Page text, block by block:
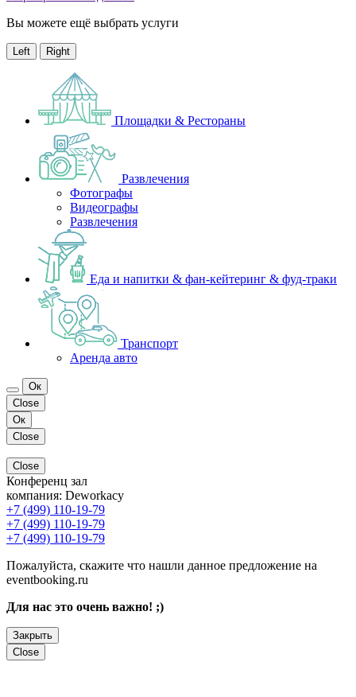
Вы можете ещё выбрать услуги
Left Right
Площадки & Рестораны
Развлечения
Фотографы
Видеографы
Развлечения
Еда и напитки & фан-кейтеринг & фуд-траки
Транспорт
Аренда авто
Ок
Close
Ок
Close
Close
Конференц зал
компания: Deworkacy
+7 (499) 110-19-79
+7 (499) 110-19-79
+7 (499) 110-19-79
Пожалуйста, скажите что нашли данное предложение на
eventbooking.ru
Для нас это очень важно! ;)
Закрыть
Close